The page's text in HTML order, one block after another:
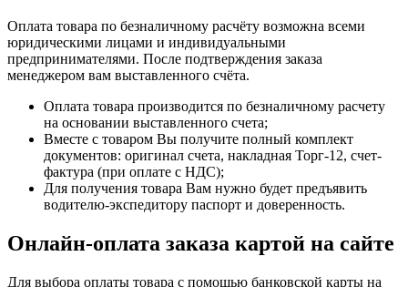
Оплата товара по безналичному расчёту возможна всеми
юридическими лицами и индивидуальными
предпринимателями. После подтверждения заказа
менеджером вам выставленного счёта.
Оплата товара производится по безналичному расчету
на основании выставленного счета;
Вместе с товаром Вы получите полный комплект
документов: оригинал счета, накладная Торг-12, счет-
фактура (при оплате с НДС);
Для получения товара Вам нужно будет предъявить
водителю-экспедитору паспорт и доверенность.
Онлайн-оплата заказа картой на сайте
Для выбора оплаты товара с помощью банковской карты на